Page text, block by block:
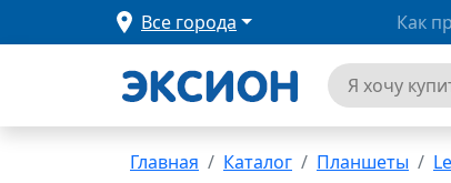
Все города Как
Главная Каталог Планшеты